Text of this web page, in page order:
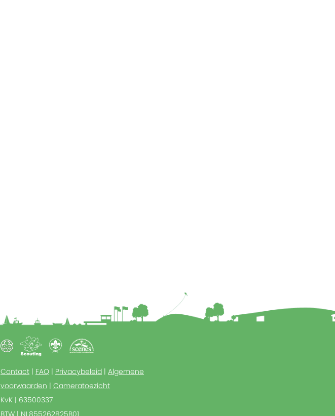
Contact | FAQ | Privacybeleid | Algemene
voorwaarden | Cameratoezicht
KvK | 63500337
BTW | NL855262825B01